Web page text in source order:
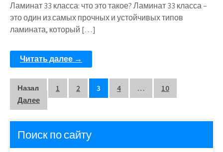
Ламинат 33 класса: что это такое? Ламинат 33 класса –
это один из самых прочных и устойчивых типов
ламината, который […]
Читать далее →
Пагинация
записей
Назад 1 2 3 4 …
10
Далее
Поиск по сайту